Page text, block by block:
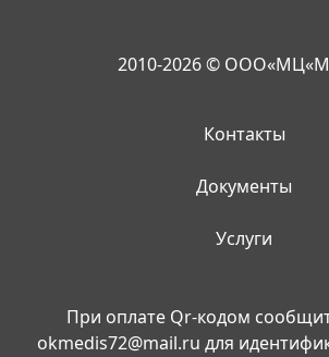
2010-2026 ©
Контакты
Документы
Услуги
При оплате Qr-кодом
okmedis72@mail.ru для